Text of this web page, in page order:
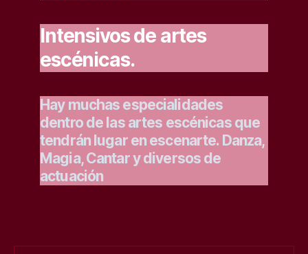
Intensivos de artes
escénicas.
Hay muchas especialidades
dentro de las artes escénicas que
tendrán lugar en escenarte. Danza,
Magia, Cantar y diversos de
actuación